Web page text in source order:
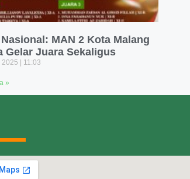
MAN 2 Kota Malang
Gelar Juara Sekaligus
2025 11:03
»